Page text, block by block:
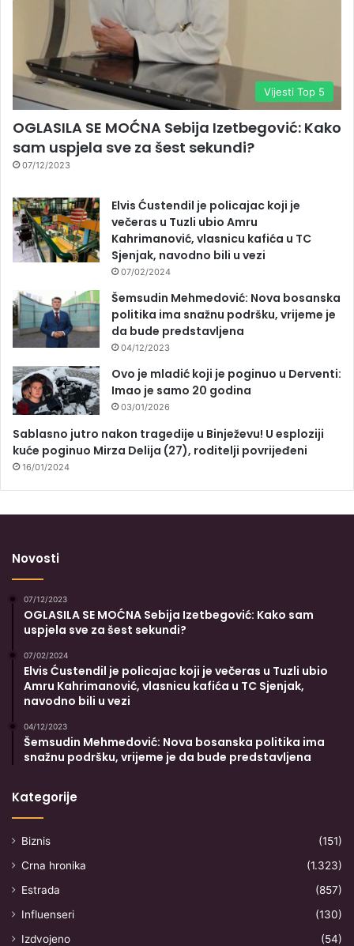
Vijesti Top 5
OGLASILA SE MOĆNA Sebija Izetbegović: Kako
sam uspjela sve za šest sekundi?
07/12/2023
Elvis Ćustendil je policajac koji je
večeras u Tuzli ubio Amru
Kahrimanović, vlasnicu kafića u TC
Sjenjak, navodno bili u vezi
07/02/2024
Šemsudin Mehmedović: Nova bosanska
politika ima snažnu podršku, vrijeme je
da bude predstavljena
04/12/2023
Ovo je mladić koji je poginuo u Derventi:
Imao je samo 20 godina
03/01/2026
Sablasno jutro nakon tragedije u Binježevu! U esploziji
kuće poginuo Mirza Delija (27), roditelji povrijeđeni
16/01/2024
Novosti
07/12/2023
OGLASILA SE MOĆNA Sebija Izetbegović: Kako sam
uspjela sve za šest sekundi?
07/02/2024
Elvis Ćustendil je policajac koji je večeras u Tuzli ubio
Amru Kahrimanović, vlasnicu kafića u TC Sjenjak,
navodno bili u vezi
04/12/2023
Šemsudin Mehmedović: Nova bosanska politika ima
snažnu podršku, vrijeme je da bude predstavljena
Kategorije
Biznis
(151)
Crna hronika
(1.323)
Estrada
(857)
Influenseri
(130)
Izdvojeno
(54)